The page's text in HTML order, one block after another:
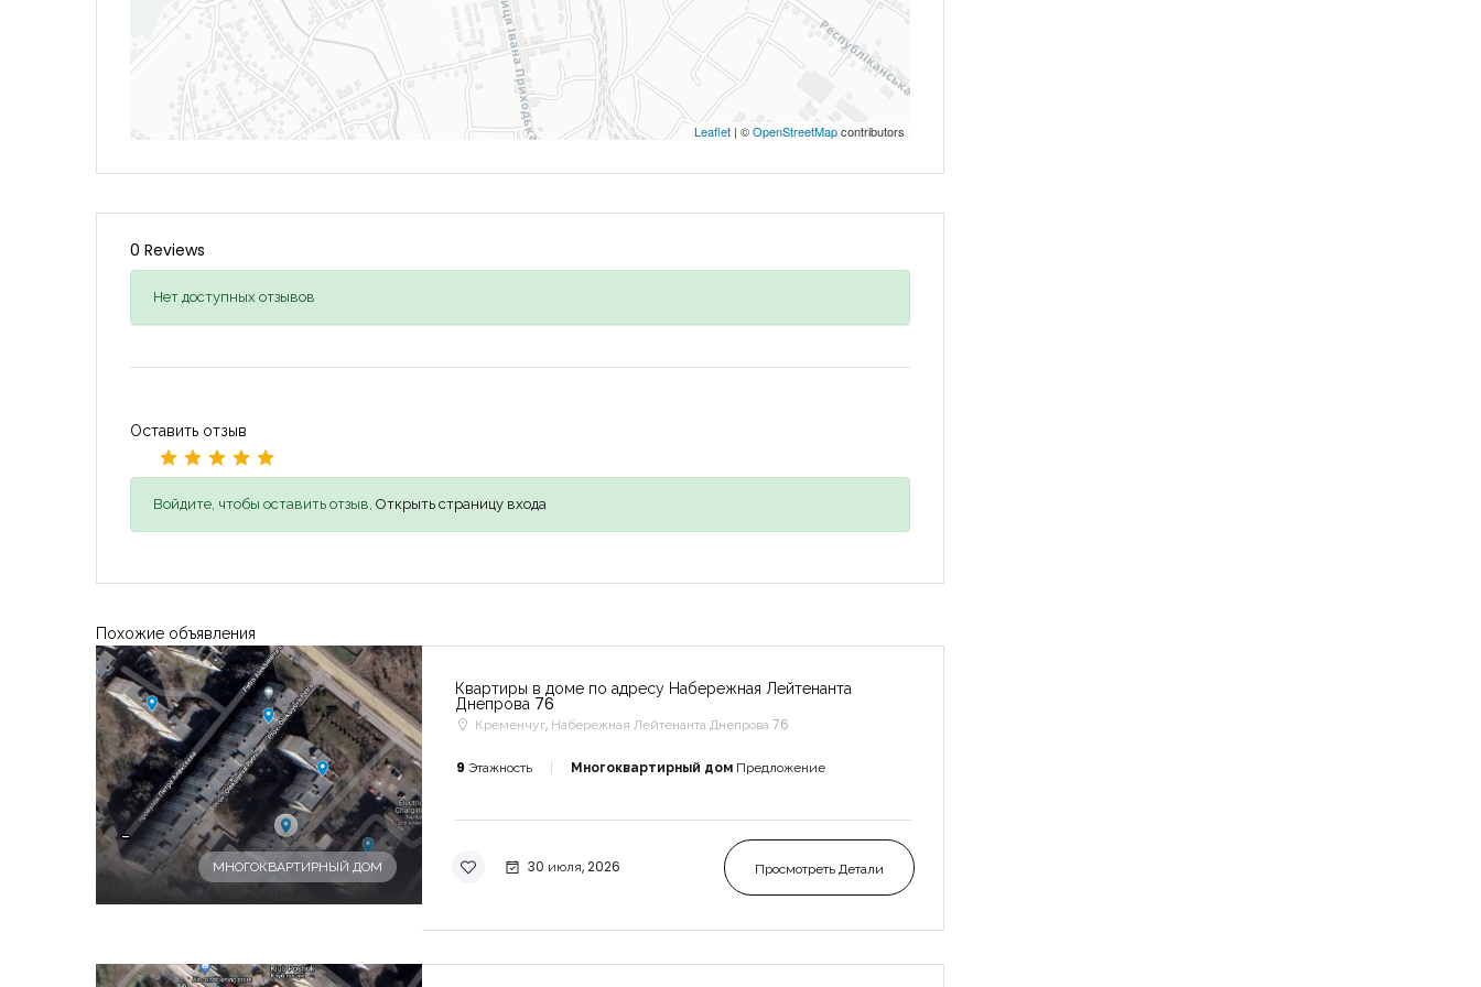
Leaflet | ©OpenStreetMapcontributors
0 Reviews
Нет доступных отзывов
Оставить отзыв
Войдите, чтобы оставить отзыв, Открыть страницу входа
Похожие объявления
-
МНОГОКВАРТИРНЫЙ ДОМ
Квартиры в доме по адресу Набережная Лейтенанта
Днепрова 76
Кременчуг, Набережная Лейтенанта Днепрова 76
9 Этажность Многоквартирный дом Предложение
30 июля, 2026 Просмотреть Детали